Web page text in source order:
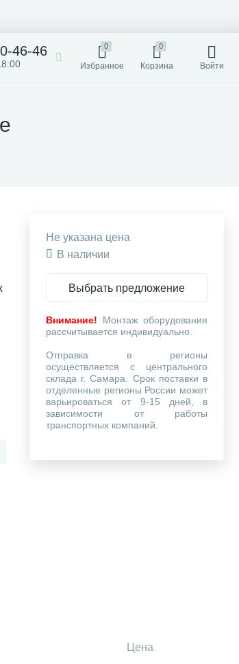
46-46 0
Избранное
0
Корзина Войти
Цена
Не указана цена
В наличии
Выбрать предложение
Внимание! Монтаж оборудования
рассчитывается индивидуально.
Отправка в регионы
осуществляется с центрального
склада г. Самара. Срок поставки в
отделенные регионы России может
варьироваться от 9-15 дней, в
зависимости от работы
транспортных компаний.